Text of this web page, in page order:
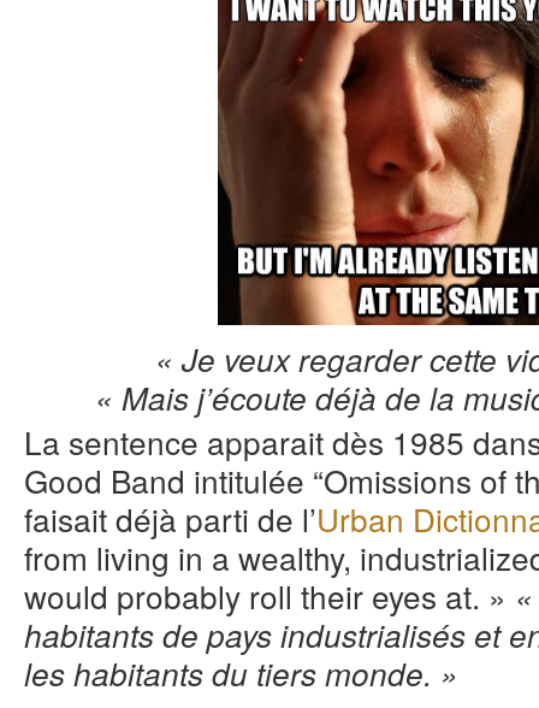
« Je veux regarder cette
« Mais j’écoute déjà de la
La sentence apparait dès 1985
Good Band intitulée “Omissions of
faisait déjà parti de l’Urban
from living in a wealthy,
would probably roll their eyes at. »
habitants de pays industrialisés et
les habitants du tiers monde. »